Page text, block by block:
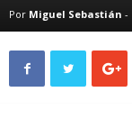
Por Miguel Sebastián -